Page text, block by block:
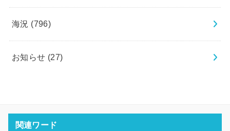
海況 (796)
お知らせ (27)
関連ワード